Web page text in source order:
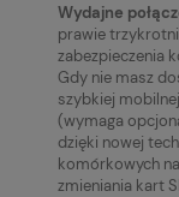
Wydajne
prawie
zabezpieczenia
Gdy nie masz
szybkiej
(wymaga
dzięki nowej
komórkowych
zmieniania kart